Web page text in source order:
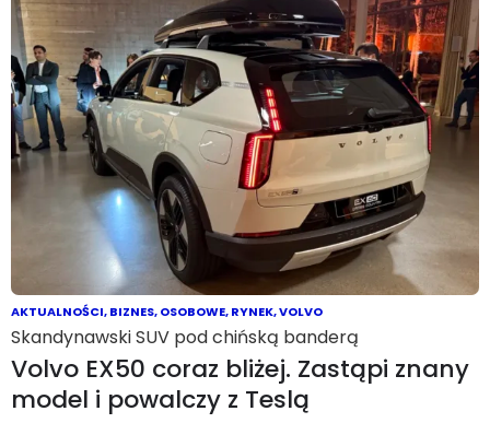
AKTUALNOŚCI,BIZNES,OSOBOWE,RYNEK,VOLVO
Skandynawski SUV pod chińską banderą
Volvo EX50 coraz bliżej. Zastąpi znany
model i powalczy z Teslą